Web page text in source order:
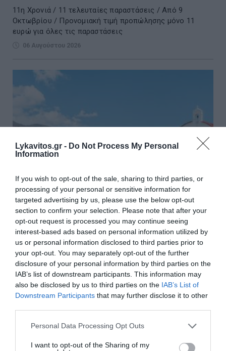
Lykavitos.gr - Do Not Process My Personal
Information
If you wish to opt-out of the sale, sharing to third parties, or
processing of your personal or sensitive information for
targeted advertising by us, please use the below opt-out
section to confirm your selection. Please note that after your
opt-out request is processed you may continue seeing
interest-based ads based on personal information utilized by
us or personal information disclosed to third parties prior to
your opt-out. You may separately opt-out of the further
disclosure of your personal information by third parties on the
IAB’s list of downstream participants. This information may
also be disclosed by us to third parties on the IAB’s List of
Downstream Participants that may further disclose it to other
Please note that this website/app uses one or more Google
not limited to your visit or usage behaviour. You may click to
Personal Data Processing Opt Outs
I want to opt-out of the Sharing of my
11η Χρονιά / 11 τελευταίες παραστάσεις / Από 9
Οκτωβρίου / Προνομιακή τιμή προπώλησης μόνο 11
ευρώ για όλες τις παραστάσεις
06 Αυγούστου 2026
Το ποίημα της Κυριακής: Αύγουστος
Στα άσπρα ξωκλήσια ανάβει το καντήλι, μοσχοβολούν
βασιλικός κι αγιασμός· γυναίκες ψάλλουν με φωνή
γλυκιά, σαν να τις οδηγεί ο ίδιος ο ουρανός.
Δεκαπεντάγουστου οι · καμπάνες...
02 Αυγούστου 2026